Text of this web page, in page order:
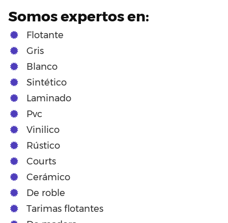
Somos expertos en:
Flotante
Gris
Blanco
Sintético
Laminado
Pvc
Vinilico
Rústico
Courts
Cerámico
De roble
Tarimas flotantes